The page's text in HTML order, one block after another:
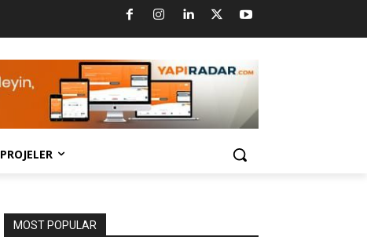
PROJELER
MOST POPULAR